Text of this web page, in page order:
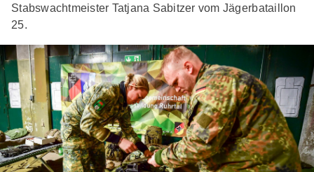
Stabswachtmeister Tatjana Sabitzer vom Jägerbataillon
25.